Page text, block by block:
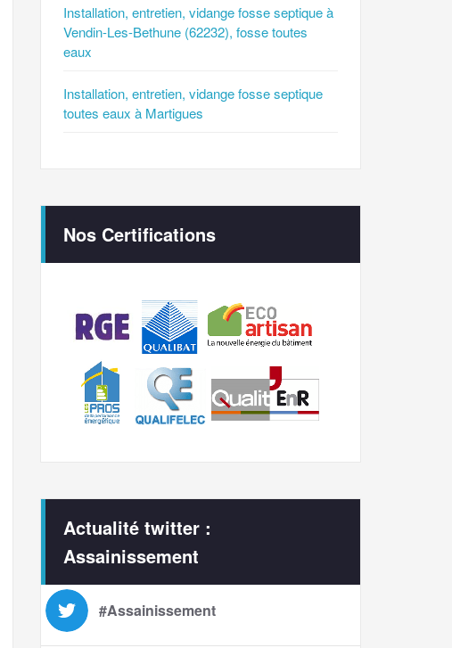
Installation, entretien, vidange fosse septique à
Vendin-Les-Bethune (62232), fosse toutes
eaux
Installation, entretien, vidange fosse septique
toutes eaux à Martigues
Nos Certifications
Actualité twitter :
Assainissement
#Assainissement